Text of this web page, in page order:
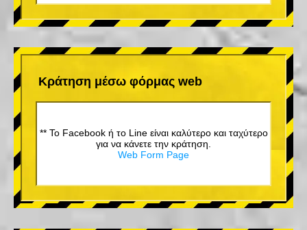
Κράτηση μέσω φόρμας web
** Το Facebook ή το Line είναι καλύτερο και ταχύτερο
για να κάνετε την κράτηση.
Web Form Page